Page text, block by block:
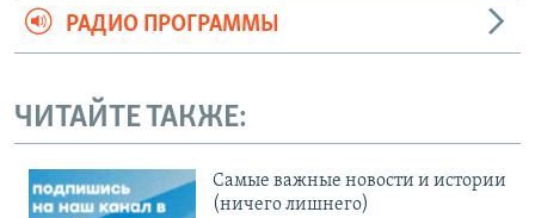
РАДИО ПРОГРАММЫ
ЧИТАЙТЕ ТАКЖЕ:
Cамые важные новости и истории
(ничего лишнего)